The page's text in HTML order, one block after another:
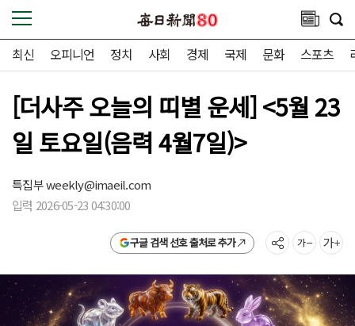
최신 오피니언 정치 사회 경제 국제 문화 스포츠
[더사주 오늘의 띠별 운세] <5월 23
일 토요일(음력 4월7일)>
특집부weekly@imaeil.com
입력 2026-05-23 04:30:00
구글 검색 선호 출처로 추가